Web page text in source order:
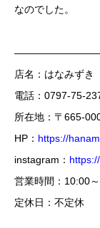
なのでした。
店名：はなみずき
電話：0797-75-
所在地：〒665-
HP： https://
instagram：
営業時間：10:00
定休日：不定休